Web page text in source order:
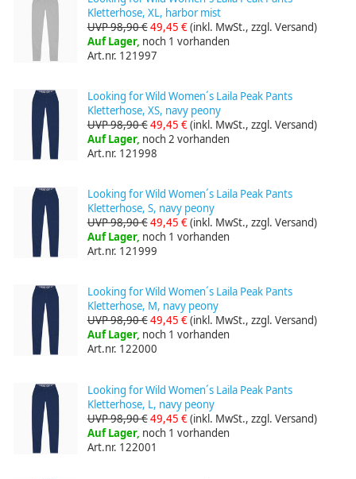
Kletterhose, XL, harbor mist
UVP 98,90 €49,45 €(inkl. MwSt., zzgl. Versand)
Auf Lager, noch 1 vorhanden
Art.nr. 121997
Looking for Wild Women´s Laila Peak Pants
Kletterhose, XS, navy peony
UVP 98,90 €49,45 €(inkl. MwSt., zzgl. Versand)
Auf Lager, noch 2 vorhanden
Art.nr. 121998
Looking for Wild Women´s Laila Peak Pants
Kletterhose, S, navy peony
UVP 98,90 €49,45 €(inkl. MwSt., zzgl. Versand)
Auf Lager, noch 1 vorhanden
Art.nr. 121999
Looking for Wild Women´s Laila Peak Pants
Kletterhose, M, navy peony
UVP 98,90 €49,45 €(inkl. MwSt., zzgl. Versand)
Auf Lager, noch 1 vorhanden
Art.nr. 122000
Looking for Wild Women´s Laila Peak Pants
Kletterhose, L, navy peony
UVP 98,90 €49,45 €(inkl. MwSt., zzgl. Versand)
Auf Lager, noch 1 vorhanden
Art.nr. 122001